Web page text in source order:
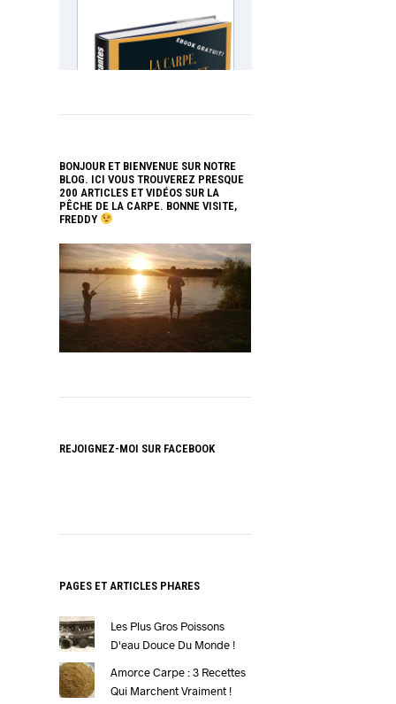
BONJOUR ET BIENVENUE SUR NOTRE
BLOG. ICI VOUS TROUVEREZ PRESQUE
200 ARTICLES ET VIDÉOS SUR LA
PÊCHE DE LA CARPE. BONNE VISITE,
FREDDY
REJOIGNEZ-MOI SUR FACEBOOK
PAGES ET ARTICLES PHARES
Les Plus Gros Poissons
D'eau Douce Du Monde !
Amorce Carpe : 3 Recettes
Qui Marchent Vraiment !